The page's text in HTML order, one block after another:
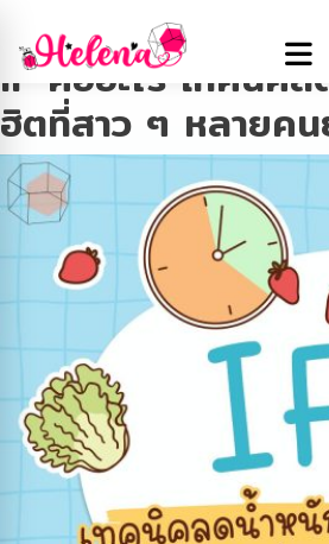
Tag:IF คือ
IF คืออะไร เทคนิค
ฮิตที่สาว ๆ หลายค